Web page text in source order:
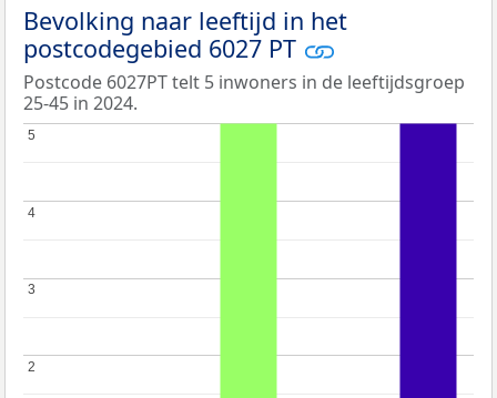
Bevolking naar leeftijd in het
postcodegebied 6027 PT
Postcode 6027PT telt 5 inwoners in de leeftijdsgroep
25-45 in 2024.
2
2
3
3
4
4
5
5